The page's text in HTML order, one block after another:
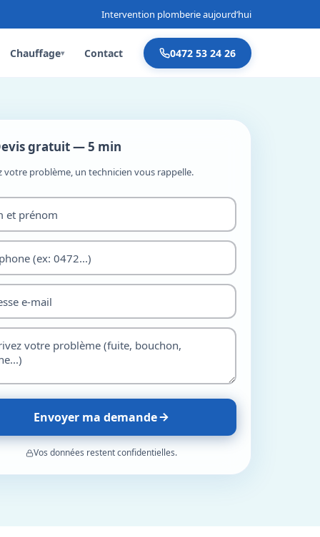
Intervention plomberie aujourd’hui
Chauffage▾ Contact 0472 53 24 26
gratuit — 5 min
votre problème, un technicien vous rappelle.
Envoyer ma demande
Vos données restent confidentielles.